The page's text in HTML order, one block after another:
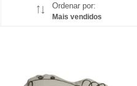
Ordenar por:
Mais vendidos